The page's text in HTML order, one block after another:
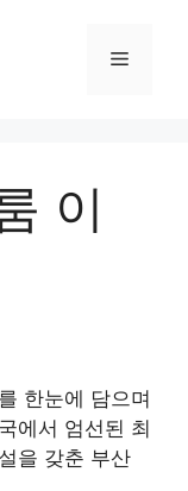
Menu
이
한눈에 담으며
에서 엄선된 최
을 갖춘 부산